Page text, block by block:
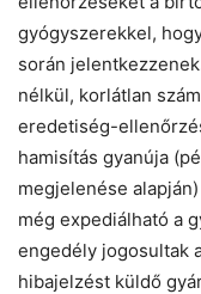
gyógyszerekkel,
során
nélkül, korlátlan
eredetiség-
hamisítás gyanúja
megjelenése
még expediálható a
engedély jogosultak
hibajelzést küldő